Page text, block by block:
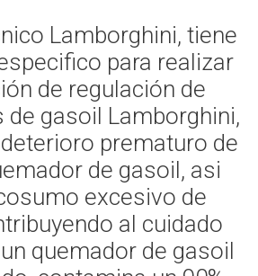
Lamborghini, tiene
para realizar
de regulación de
de gasoil Lamborghini,
prematuro de
de gasoil, asi
excesivo de
al cuidado
quemador de gasoil